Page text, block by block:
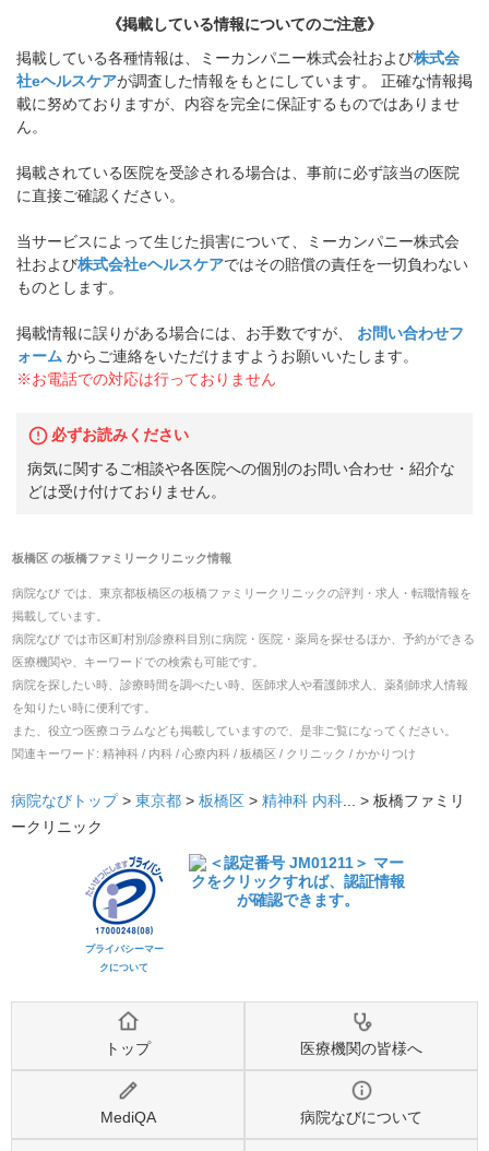
《掲載している情報についてのご注意》
掲載している各種情報は、ミーカンパニー株式会社および株式会
社eヘルスケアが調査した情報をもとにしています。 正確な情報掲
載に努めておりますが、内容を完全に保証するものではありませ
ん。
掲載されている医院を受診される場合は、事前に必ず該当の医院
に直接ご確認ください。
当サービスによって生じた損害について、ミーカンパニー株式会
社および株式会社eヘルスケアではその賠償の責任を一切負わない
ものとします。
掲載情報に誤りがある場合には、お手数ですが、
お問い合わせフ
ォーム からご連絡をいただけますようお願いいたします。
※お電話での対応は行っておりません
必ずお読みください
病気に関するご相談や各医院への個別のお問い合わせ・紹介な
どは受け付けておりません。
板橋区 の板橋ファミリークリニック情報
病院なび では、 東京都板橋区の板橋ファミリークリニックの評判・求人・転職情報を
掲載しています。
病院なび では市区町村別/診療科目別に病院・医院・薬局を探せるほか、予約ができる
医療機関や、キーワードでの検索も可能です。
病院を探したい時、診療時間を調べたい時、医師求人や看護師求人、薬剤師求人情報
を知りたい時に便利です。
また、役立つ医療コラムなども掲載していますので、是非ご覧になってください。
関連キーワード: 精神科 / 内科 / 心療内科 / 板橋区 / クリニック / かかりつけ
病院なびトップ > 東京都 > 板橋区 > 精神科 内科 ... > 板橋ファミリ
ークリニック
プライバシーマー
クについて
トップ 医療機関の皆様へ
MediQA 病院なびについて